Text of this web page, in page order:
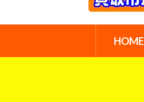
HOME